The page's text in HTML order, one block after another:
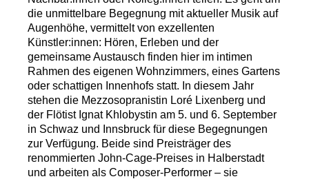
die unmittelbare Begegnung mit aktueller Musik auf
Augenhöhe, vermittelt von exzellenten
Künstler:innen: Hören, Erleben und der
gemeinsame Austausch finden hier im intimen
Rahmen des eigenen Wohnzimmers, eines Gartens
oder schattigen Innenhofs statt. In diesem Jahr
stehen die Mezzosopranistin Loré Lixenberg und
der Flötist Ignat Khlobystin am 5. und 6. September
in Schwaz und Innsbruck für diese Begegnungen
zur Verfügung. Beide sind Preisträger des
renommierten John-Cage-Preises in Halberstadt
und arbeiten als Composer-Performer – sie